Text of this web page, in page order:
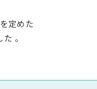
定めた
。